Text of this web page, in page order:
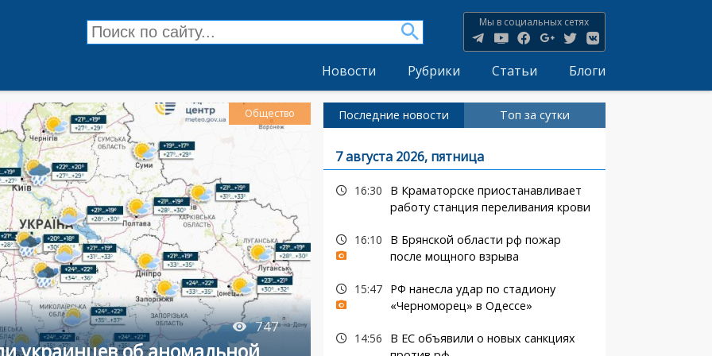
Мы в социальных сетях
Новости Рубрики Статьи Блоги
747
Общество Последние новости Топ за сутки
7 августа 2026, пятница
16:30
В Краматорске приостанавливает
работу станция переливания крови
16:10
В Брянской области рф пожар
после мощного взрыва
15:47
РФ нанесла удар по стадиону
«Черноморец» в Одессе»
14:56
В ЕС объявили о новых санкциях